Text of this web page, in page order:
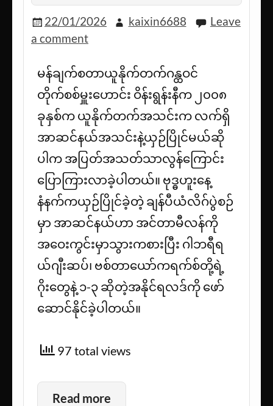
22/01/2026 kaixin6688
Leave
a comment
မန်ချက်စတာယူနိုက်တက်ဂန္ထဝင်
တိုက်စစ်မှူးဟောင်း ဝိန်းရွန်းနီက ၂၀၀၈
ခုနှစ်က ယူနိုက်တက်အသင်းက လက်ရှိ
အာဆင်နယ်အသင်းနဲ့ယှဉ်ပြိုင်မယ်ဆို
ပါက အပြတ်အသတ်သာလွန်ကြောင်း
ပြောကြားလာခဲ့ပါတယ်။ ဗုဒ္ဓဟူးနေ့
နံနက်ကယှဉ်ပြိုင်ခဲ့တဲ့ ချန်ပီယံလိဂ်ပွဲစဉ်
မှာ အာဆင်နယ်ဟာ အင်တာမီလန်ကို
အဝေးကွင်းမှာသွားကစားပြီး ဂါဘရီရ
ယ်ဂျီးဆပ်၊ ဗစ်တာယော်ကရက်စ်တို့ရဲ့
ဂိုးတွေနဲ့ ၁-၃ ဆိုတဲ့အနိုင်ရလဒ်ကို ဖော်
ဆောင်နိုင်ခဲ့ပါတယ်။
97 total views
Read more